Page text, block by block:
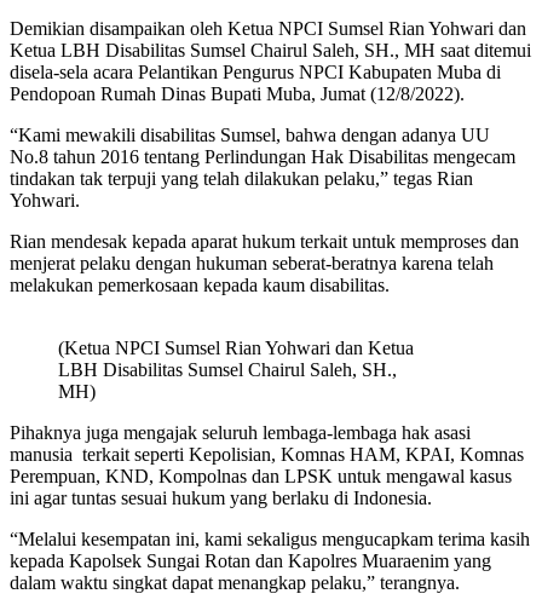
Demikian disampaikan oleh Ketua NPCI Sumsel Rian Yohwari dan
Ketua LBH Disabilitas Sumsel Chairul Saleh, SH., MH saat ditemui
disela-sela acara Pelantikan Pengurus NPCI Kabupaten Muba di
Pendopoan Rumah Dinas Bupati Muba, Jumat (12/8/2022).
“Kami mewakili disabilitas Sumsel, bahwa dengan adanya UU
No.8 tahun 2016 tentang Perlindungan Hak Disabilitas mengecam
tindakan tak terpuji yang telah dilakukan pelaku,” tegas Rian
Yohwari.
Rian mendesak kepada aparat hukum terkait untuk memproses dan
menjerat pelaku dengan hukuman seberat-beratnya karena telah
melakukan pemerkosaan kepada kaum disabilitas.
(Ketua NPCI Sumsel Rian Yohwari dan Ketua
LBH Disabilitas Sumsel Chairul Saleh, SH.,
MH)
Pihaknya juga mengajak seluruh lembaga-lembaga hak asasi
manusia terkait seperti Kepolisian, Komnas HAM, KPAI, Komnas
Perempuan, KND, Kompolnas dan LPSK untuk mengawal kasus
ini agar tuntas sesuai hukum yang berlaku di Indonesia.
“Melalui kesempatan ini, kami sekaligus mengucapkam terima kasih
kepada Kapolsek Sungai Rotan dan Kapolres Muaraenim yang
dalam waktu singkat dapat menangkap pelaku,” terangnya.